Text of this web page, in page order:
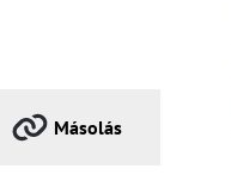
Másolás